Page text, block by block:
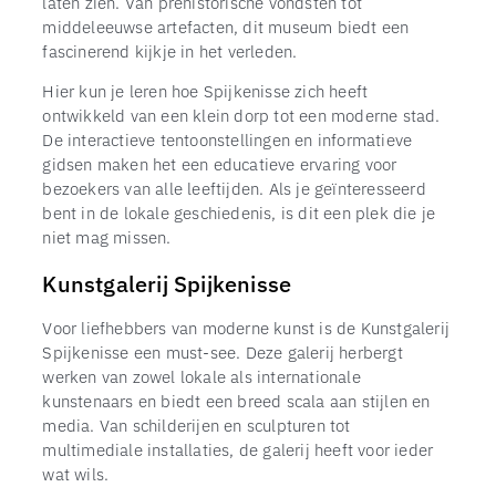
middeleeuwse artefacten, dit museum biedt een
fascinerend kijkje in het verleden.
Hier kun je leren hoe Spijkenisse zich heeft
ontwikkeld van een klein dorp tot een moderne stad.
De interactieve tentoonstellingen en informatieve
gidsen maken het een educatieve ervaring voor
bezoekers van alle leeftijden. Als je geïnteresseerd
bent in de lokale geschiedenis, is dit een plek die je
niet mag missen.
Kunstgalerij Spijkenisse
Voor liefhebbers van moderne kunst is de Kunstgalerij
Spijkenisse een must-see. Deze galerij herbergt
werken van zowel lokale als internationale
kunstenaars en biedt een breed scala aan stijlen en
media. Van schilderijen en sculpturen tot
multimediale installaties, de galerij heeft voor ieder
wat wils.